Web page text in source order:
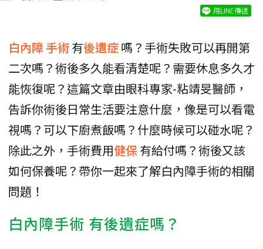
用LINE傳送
白內障 手術有後遺症嗎？手術失敗可以再開第
二次嗎？術後多久能看清楚呢？需要休息多久才
能恢復呢？這篇文章由眼科專家-粘靖旻醫師，
告訴你術後日常生活要注意什麼，像是可以看電
視嗎？可以下廚煮飯嗎？什麼時候可以碰水呢？
除此之外，手術費用健保有給付嗎？術後又該
如何保養呢？帶你一起來了解白內障手術的相關
問題！
白內障手術 有後遺症嗎？